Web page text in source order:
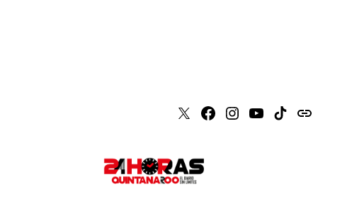
X Faceboook
Instagram
Youtube
Tiktokissuu